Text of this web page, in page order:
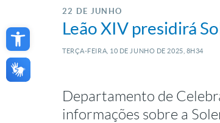
Open toolbar
22 DE JUNHO
Leão XIV presidirá
TERÇA-FEIRA, 10 DE JUNHO DE 2025, 8H34
Departamento de
informações sobre a